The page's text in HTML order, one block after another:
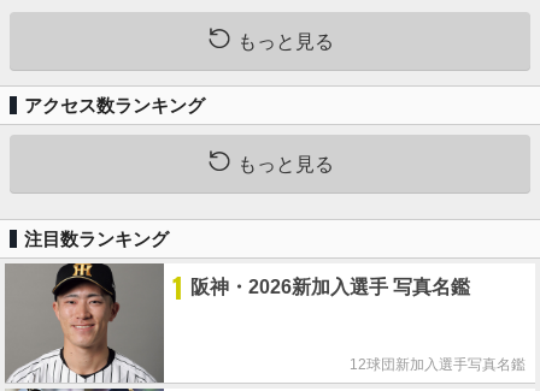
もっと見る
アクセス数ランキング
もっと見る
注目数ランキング
1 阪神・2026新加入選手 写真名鑑
12球団新加入選手写真名鑑